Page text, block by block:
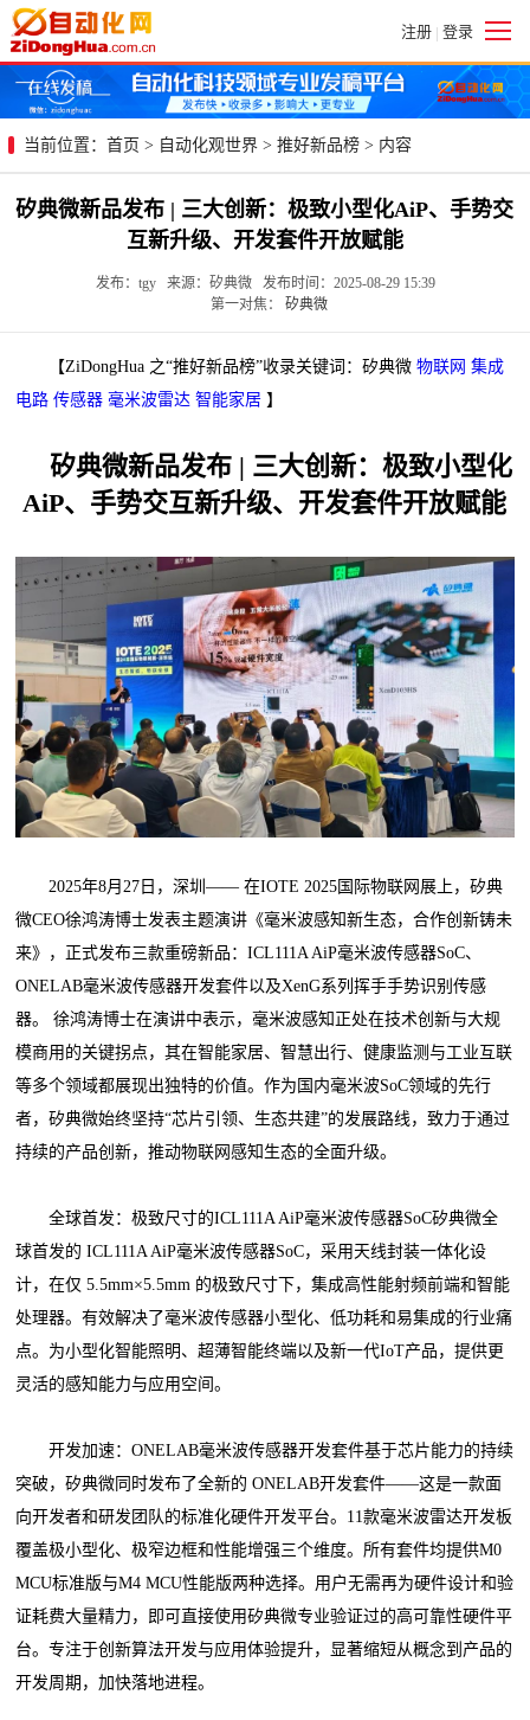
注册 | 登录
当前位置： 首页 > 自动化观世界 > 推好新品榜 > 内容
矽典微新品发布 | 三大创新：极致小型化AiP、手势交
互新升级、开发套件开放赋能
发布：tgy 来源：矽典微 发布时间：2025-08-29 15:39
第一对焦： 矽典微
【ZiDongHua 之“推好新品榜”收录关键词：矽典微物联网 集成
电路 传感器 毫米波雷达 智能家居 】
矽典微新品发布 | 三大创新：极致小型化
AiP、手势交互新升级、开发套件开放赋能
2025年8月27日，深圳—— 在IOTE 2025国际物联网展上，矽典
微CEO徐鸿涛博士发表主题演讲《毫米波感知新生态，合作创新铸未
来》，正式发布三款重磅新品：ICL111A AiP毫米波传感器SoC、
ONELAB毫米波传感器开发套件以及XenG系列挥手手势识别传感
器。 徐鸿涛博士在演讲中表示，毫米波感知正处在技术创新与大规
模商用的关键拐点，其在智能家居、智慧出行、健康监测与工业互联
等多个领域都展现出独特的价值。作为国内毫米波SoC领域的先行
者，矽典微始终坚持“芯片引领、生态共建”的发展路线，致力于通过
持续的产品创新，推动物联网感知生态的全面升级。
全球首发：极致尺寸的ICL111A AiP毫米波传感器SoC矽典微全
球首发的 ICL111A AiP毫米波传感器SoC，采用天线封装一体化设
计，在仅 5.5mm×5.5mm 的极致尺寸下，集成高性能射频前端和智能
处理器。有效解决了毫米波传感器小型化、低功耗和易集成的行业痛
点。为小型化智能照明、超薄智能终端以及新一代IoT产品，提供更
灵活的感知能力与应用空间。
开发加速：ONELAB毫米波传感器开发套件基于芯片能力的持续
突破，矽典微同时发布了全新的 ONELAB开发套件——这是一款面
向开发者和研发团队的标准化硬件开发平台。11款毫米波雷达开发板
覆盖极小型化、极窄边框和性能增强三个维度。所有套件均提供M0
MCU标准版与M4 MCU性能版两种选择。用户无需再为硬件设计和验
证耗费大量精力，即可直接使用矽典微专业验证过的高可靠性硬件平
台。专注于创新算法开发与应用体验提升，显著缩短从概念到产品的
开发周期，加快落地进程。